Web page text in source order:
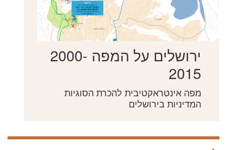
ירושלים על המפה 2000-
2015
מפה אינטראקטיבית להכרת הסוגיות
המדיניות בירושלים